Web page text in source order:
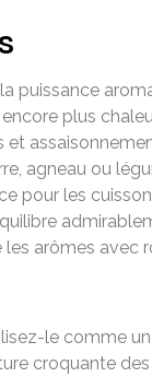
puissance
plus
et
agneau ou
pour les
arômes avec
le comme un
croquante